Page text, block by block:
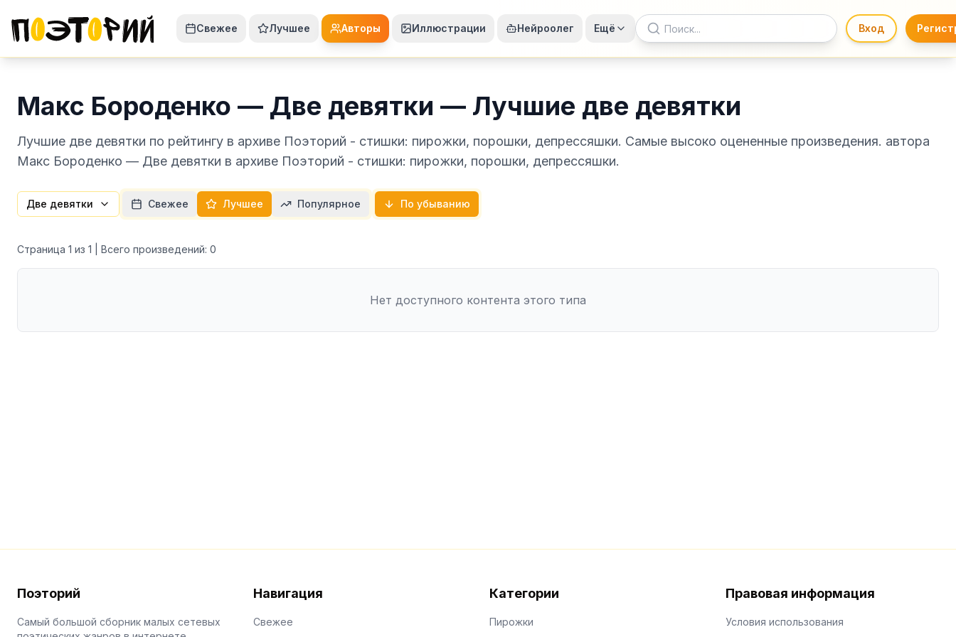
Свежее Лучшее Авторы Иллюстрации Нейроолег Ещё Вход
Макс Бороденко — Две девятки — Лучшие две девятки
Лучшие две девятки по рейтингу в архиве Поэторий - стишки: пирожки, порошки, депрессяшки. Самые высоко оцененные произведения. автора
Макс Бороденко — Две девятки в архиве Поэторий - стишки: пирожки, порошки, депрессяшки.
Две девятки Свежее Лучшее Популярное По убыванию
Страница 1 из 1 | Всего произведений: 0
Нет доступного контента этого типа
Поэторий
Самый большой сборник малых сетевых
Навигация
Свежее
Категории
Пирожки
Правовая информация
Условия использования